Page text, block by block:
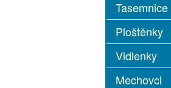
Tasemnice
Ploštěnky
Vidlenky
Mechovci